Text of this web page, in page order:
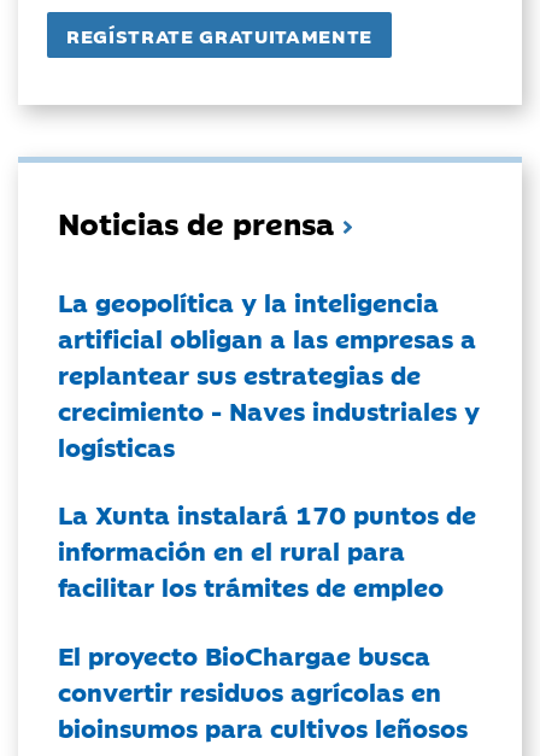
Noticias de prensa
La geopolítica y la inteligencia
artificial obligan a las empresas a
replantear sus estrategias de
crecimiento - Naves industriales y
logísticas
La Xunta instalará 170 puntos de
información en el rural para
facilitar los trámites de empleo
El proyecto BioChargae busca
convertir residuos agrícolas en
bioinsumos para cultivos leñosos